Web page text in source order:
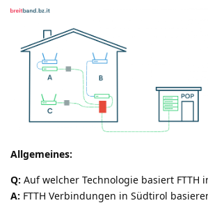
Allgemeines:
Q: Auf welcher Technologie basiert FTTH
A: FTTH Verbindungen in Südtirol